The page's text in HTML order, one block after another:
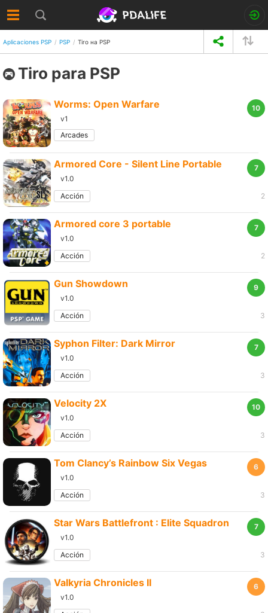
Aplicaciones PSP PSP Tiro на PSP
Tiro para PSP
10
Worms: Open Warfare
v1
Arcades
7
Armored Core - Silent Line Portable
v1.0
Acción
2
7
Armored core 3 portable
v1.0
Acción
2
9
Gun Showdown
v1.0
Acción
3
7
Syphon Filter: Dark Mirror
v1.0
Acción
3
10
Velocity 2X
v1.0
Acción
3
6
Tom Clancy’s Rainbow Six Vegas
v1.0
Acción
3
7
Star Wars Battlefront : Elite Squadron
v1.0
Acción
3
6
Valkyria Chronicles II
v1.0